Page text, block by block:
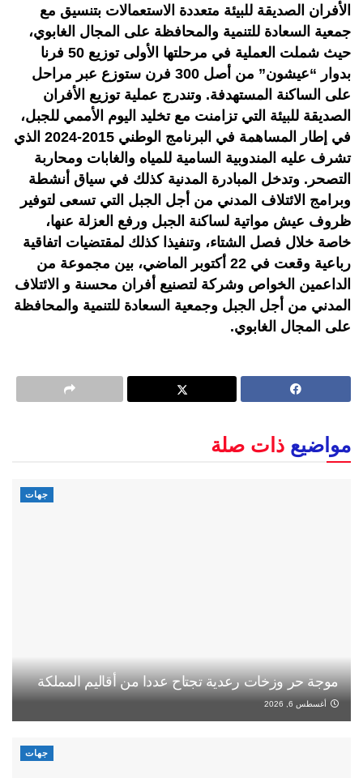
الأفران الصديقة للبيئة متعددة الاستعمالات بتنسيق مع
جمعية السعادة للتنمية والمحافظة على المجال الغابوي،
حيث شملت العملية في مرحلتها الأولى توزيع 50 فرنا
بدوار “عيشون” من أصل 300 فرن ستوزع عبر مراحل
على الساكنة المستهدفة. وتندرج عملية توزيع الأفران
الصديقة للبيئة التي تزامنت مع تخليد اليوم الأممي للجبل،
في إطار المساهمة في البرنامج الوطني 2015-2024 الذي
تشرف عليه المندوبية السامية للمياه والغابات ومحاربة
التصحر. وتدخل المبادرة المدنية كذلك في سياق أنشطة
وبرامج الائتلاف المدني من أجل الجبل التي تسعى لتوفير
ظروف عيش مواتية لساكنة الجبل ورفع العزلة عنها،
خاصة خلال فصل الشتاء، وتنفيذا كذلك لمقتضيات اتفاقية
رباعية وقعت في 22 أكتوبر الماضي، بين مجموعة من
الداعمين الخواص وشركة لتصنيع أفران محسنة و الائتلاف
المدني من أجل الجبل وجمعية السعادة للتنمية والمحافظة
على المجال الغابوي.
مواضيع ذات صلة
جهات
موجة حر وزخات رعدية تجتاح عددا من أقاليم المملكة
أغسطس 6, 2026
جهات